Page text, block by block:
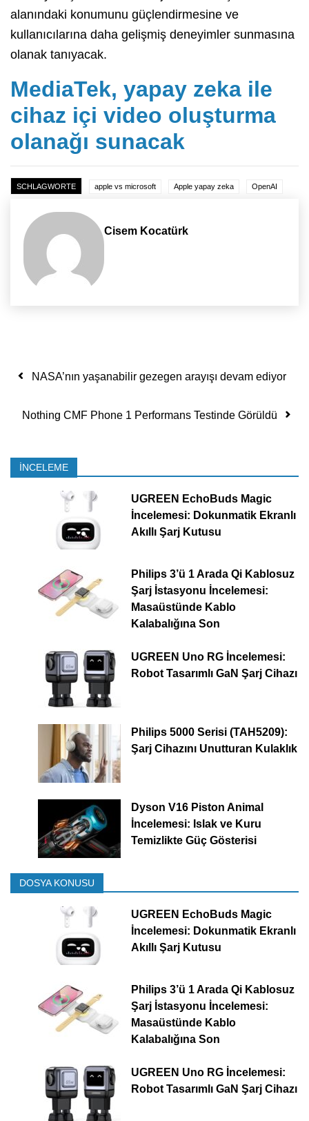
alanındaki konumunu güçlendirmesine ve
kullanıcılarına daha gelişmiş deneyimler sunmasına
olanak tanıyacak.
MediaTek, yapay zeka ile
cihaz içi video oluşturma
olanağı sunacak
SCHLAGWORTE apple vs microsoft Apple yapay zeka OpenAI
Cisem Kocatürk
Yazı dolaşımı
NASA’nın yaşanabilir gezegen arayışı devam ediyor
Nothing CMF Phone 1 Performans Testinde Görüldü
İNCELEME
UGREEN EchoBuds Magic
İncelemesi: Dokunmatik Ekranlı
Akıllı Şarj Kutusu
Philips 3’ü 1 Arada Qi Kablosuz
Şarj İstasyonu İncelemesi:
Masaüstünde Kablo
Kalabalığına Son
UGREEN Uno RG İncelemesi:
Robot Tasarımlı GaN Şarj Cihazı
Philips 5000 Serisi (TAH5209):
Şarj Cihazını Unutturan Kulaklık
Dyson V16 Piston Animal
İncelemesi: Islak ve Kuru
Temizlikte Güç Gösterisi
DOSYA KONUSU
UGREEN EchoBuds Magic
İncelemesi: Dokunmatik Ekranlı
Akıllı Şarj Kutusu
Philips 3’ü 1 Arada Qi Kablosuz
Şarj İstasyonu İncelemesi:
Masaüstünde Kablo
Kalabalığına Son
UGREEN Uno RG İncelemesi:
Robot Tasarımlı GaN Şarj Cihazı